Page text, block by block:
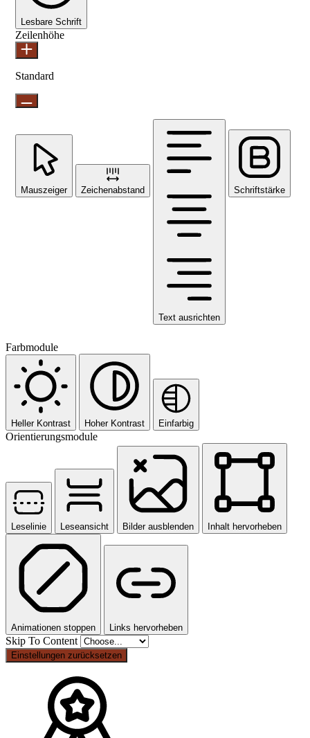
Lesbare Schrift
Zeilenhöhe
Standard
Mauszeiger Zeichenabstand
Text ausrichten
Schriftstärke
Farbmodule
Heller Kontrast Hoher Kontrast Einfarbig
Orientierungsmodule
Leselinie Leseansicht Bilder ausblenden Inhalt hervorheben
Animationen stoppen Links hervorheben
Skip To Content
Einstellungen zurücksetzen